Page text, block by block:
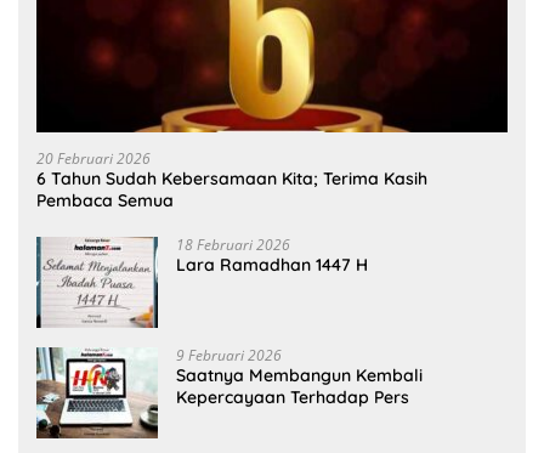
20 Februari 2026
6 Tahun Sudah Kebersamaan Kita; Terima Kasih
Pembaca Semua
18 Februari 2026
Lara Ramadhan 1447 H
9 Februari 2026
Saatnya Membangun Kembali
Kepercayaan Terhadap Pers